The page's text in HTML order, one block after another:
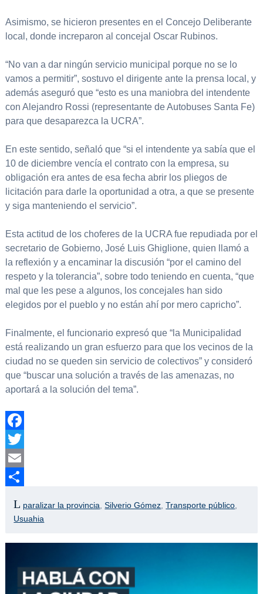
Asimismo, se hicieron presentes en el Concejo Deliberante
local, donde increparon al concejal Oscar Rubinos.
“No van a dar ningún servicio municipal porque no se lo
vamos a permitir”, sostuvo el dirigente ante la prensa local, y
además aseguró que “esto es una maniobra del intendente
con Alejandro Rossi (representante de Autobuses Santa Fe)
para que desaparezca la UCRA”.
En este sentido, señaló que “si el intendente ya sabía que el
10 de diciembre vencía el contrato con la empresa, su
obligación era antes de esa fecha abrir los pliegos de
licitación para darle la oportunidad a otra, a que se presente
y siga manteniendo el servicio”.
Esta actitud de los choferes de la UCRA fue repudiada por el
secretario de Gobierno, José Luis Ghiglione, quien llamó a
la reflexión y a encaminar la discusión “por el camino del
respeto y la tolerancia”, sobre todo teniendo en cuenta, “que
mal que les pese a algunos, los concejales han sido
elegidos por el pueblo y no están ahí por mero capricho”.
Finalmente, el funcionario expresó que “la Municipalidad
está realizando un gran esfuerzo para que los vecinos de la
ciudad no se queden sin servicio de colectivos” y consideró
que “buscar una solución a través de las amenazas, no
aportará a la solución del tema”.
Facebook
Twitter
Email
paralizar la provincia ,Silverio Gómez ,Transporte público
Usuahia